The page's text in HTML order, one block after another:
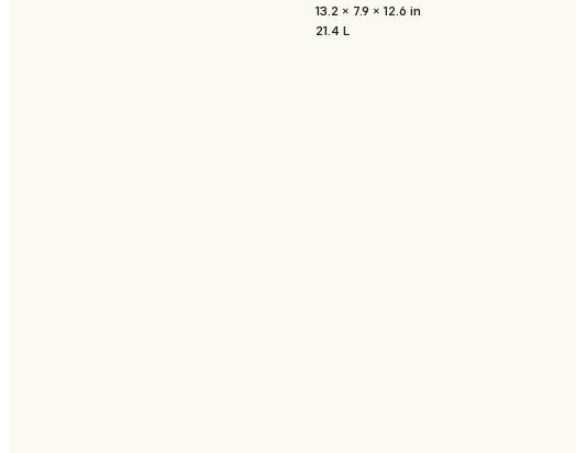
13.2 × 7.9 × 12.6 in
21.4 L